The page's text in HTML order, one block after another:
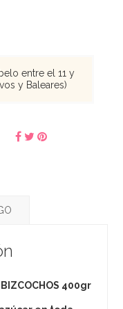
entre el 11 y
y Baleares)
400gr